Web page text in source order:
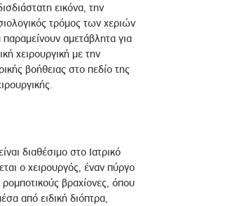
εικόνα, την
τρόμος των χεριών
αμετάβλητα για
χειρουργική με την
βοήθειας στο πεδίο της
διαθέσιμο στο Ιατρικό
ο χειρουργός, έναν πύργο
βραχίονες, όπου
από ειδική διόπτρα,